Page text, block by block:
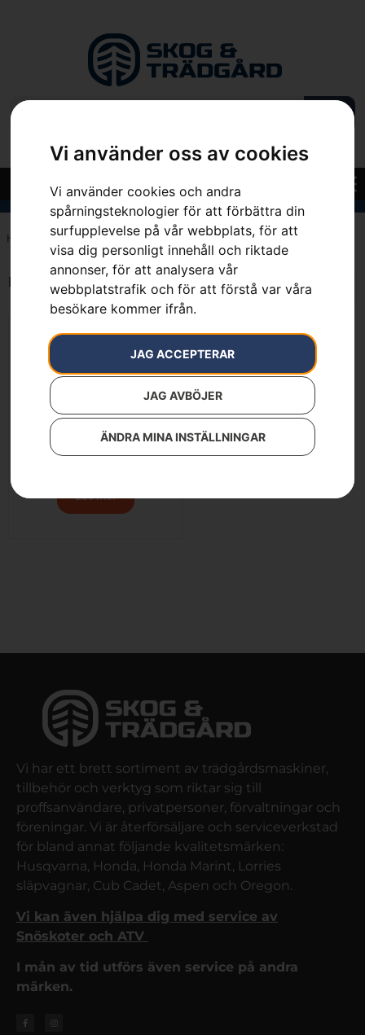
Vi använder oss av cookies
Vi använder cookies och andra
spårningsteknologier för att förbättra din
surfupplevelse på vår webbplats, för att
visa dig personligt innehåll och riktade
annonser, för att analysera vår
webbplatstrafik och för att förstå var våra
besökare kommer ifrån.
JAG ACCEPTERAR
JAG AVBÖJER
ÄNDRA MINA INSTÄLLNINGAR
Hem 37.5 cm
Endast ett sökresultat
Fritidsyxa
799kr
Läs mer
Vi har ett brett sortiment av trädgårdsmaskiner,
tillbehör och verktyg som riktar sig till
proffsanvändare, privatpersoner, förvaltningar och
föreningar. Vi är återförsäljare och serviceverkstad
för bland annat följande kvalitetsmärken:
Husqvarna, Honda, Honda Marint, Lorries
släpvagnar, Cub Cadet, Aspen och Oregon.
Vi kan även hjälpa dig med service av
Snöskoter och ATV
I mån av tid utförs även service på andra
märken.